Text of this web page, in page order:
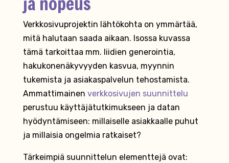
Verkkosivuprojektin lähtökohta on ymmärtää,
mitä halutaan saada aikaan. Isossa kuvassa
tämä tarkoittaa mm. liidien generointia,
hakukonenäkyvyyden kasvua, myynnin
tukemista ja asiakaspalvelun tehostamista.
Ammattimainen verkkosivujen suunnittelu
perustuu käyttäjätutkimukseen ja datan
hyödyntämiseen: millaiselle asiakkaalle puhut
ja millaisia ongelmia ratkaiset?
Tärkeimpiä suunnittelun elementtejä ovat: